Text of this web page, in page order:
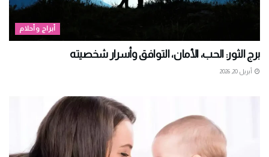
أبراج وأحلام
برج الثور: الحب، الأمان، التوافق وأسرار شخصيته
أبريل 20, 2026